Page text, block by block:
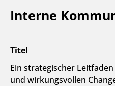
Interne
Titel
Ein strategischer
und wirkungsvollen